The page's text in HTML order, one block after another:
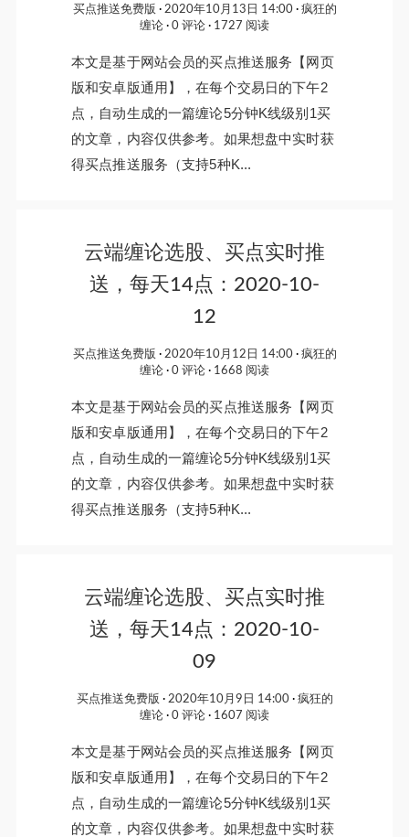
买点推送免费版 2020年10月13日 14:00
疯狂的
缠论
0 评论 1727 阅读
本文是基于网站会员的买点推送服务【网页
版和安卓版通用】，在每个交易日的下午2
点，自动生成的一篇缠论5分钟K线级别1买
的文章，内容仅供参考。如果想盘中实时获
得买点推送服务（支持5种K...
云端缠论选股、买点实时推
送，每天14点：2020-10-
12
买点推送免费版 2020年10月12日 14:00
疯狂的
缠论
0 评论 1668 阅读
本文是基于网站会员的买点推送服务【网页
版和安卓版通用】，在每个交易日的下午2
点，自动生成的一篇缠论5分钟K线级别1买
的文章，内容仅供参考。如果想盘中实时获
得买点推送服务（支持5种K...
云端缠论选股、买点实时推
送，每天14点：2020-10-
09
买点推送免费版 2020年10月9日 14:00
疯狂的
缠论
0 评论 1607 阅读
本文是基于网站会员的买点推送服务【网页
版和安卓版通用】，在每个交易日的下午2
点，自动生成的一篇缠论5分钟K线级别1买
的文章，内容仅供参考。如果想盘中实时获